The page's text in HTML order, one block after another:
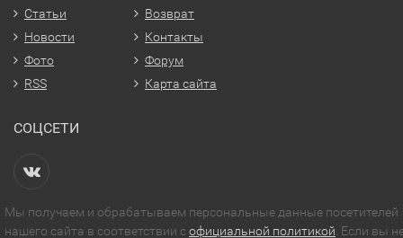
Статьи
Новости
Фото
RSS
Возврат
Контакты
Форум
Карта сайта
СОЦСЕТИ
Мы получаем и обрабатываем персональные данные посетителей
нашего сайта в соответствии софициальной политикой . Если вы